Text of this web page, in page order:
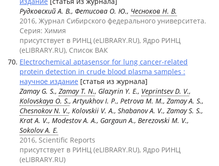
Рудковский А. В., Фетисова О. Ю., Чесноков Н. В.
2016, Журнал Сибирского федерального университета.
Серия: Химия
присутствует в РИНЦ (eLIBRARY.RU), Ядро РИНЦ
(eLIBRARY.RU), Список ВАК
Electrochemical aptasensor for lung cancer-related
protein detection in crude blood plasma samples :
научное издание [статья из журнала]
Zamay G. S., Zamay T. N., Glazyrin Y. E., Veprintsev D. V.,
Kolovskaya O. S., Artyukhov I. P., Petrova M. M., Zamay A. S.,
Chesnokov N. V., Kolovskii V. A., Shabanov A. V., Zamay S. S.,
Krat A. V., Modestov A. A., Gargaun A., Berezovski M. V.,
Sokolov A. E.
2016, Scientific Reports
присутствует в РИНЦ (eLIBRARY.RU), Ядро РИНЦ
(eLIBRARY.RU)